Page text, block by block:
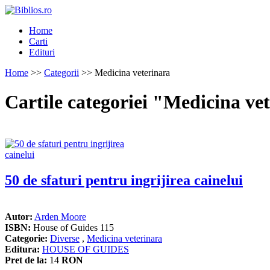
Home
Carti
Edituri
Home >> Categorii >> Medicina veterinara
Cartile categoriei "Medicina
50 de sfaturi pentru ingrijirea cainelui
Autor: Arden Moore
ISBN: House of Guides 115
Categorie: Diverse , Medicina veterinara
Editura: HOUSE OF GUIDES
Pret de la: 14 RON